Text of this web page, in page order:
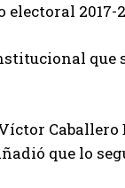
2017-
que
Caballero
que lo